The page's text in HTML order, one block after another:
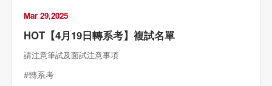
Mar 29,2025
HOT【4月19日轉系考】複試名單
請注意筆試及面試注意事項
#轉系考